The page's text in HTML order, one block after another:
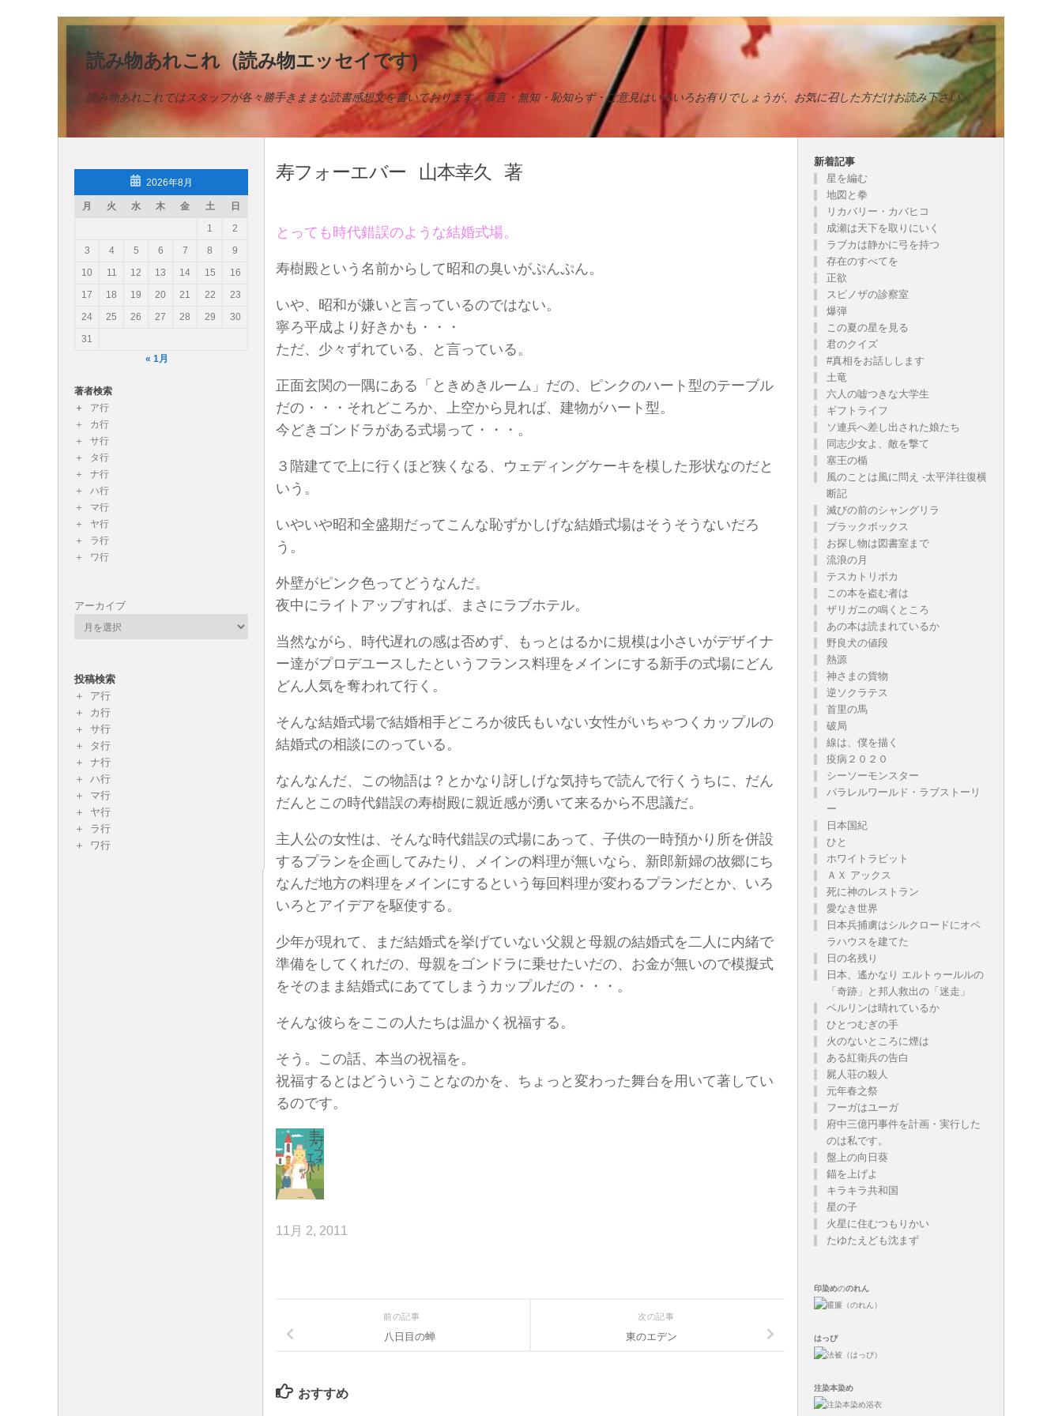
コンテンツへスキップ
読み物あれこれ（読み物エッセイです)
読み物あれこれではスタッフが各々勝手きままな読書感想文を書いております。暴言・無知・恥知らず・ご意見はいろいろお有りでしょうが、お気に召した方だけお読み下さい。
寿フォーエバー 山本幸久 著
とっても時代錯誤のような結婚式場。
寿樹殿という名前からして昭和の臭いがぷんぷん。
いや、昭和が嫌いと言っているのではない。
寧ろ平成より好きかも・・・
ただ、少々ずれている、と言っている。
正面玄関の一隅にある「ときめきルーム」だの、ピンクのハート型のテーブル
だの・・・それどころか、上空から見れば、建物がハート型。
今どきゴンドラがある式場って・・・。
３階建てで上に行くほど狭くなる、ウェディングケーキを模した形状なのだと
いう。
いやいや昭和全盛期だってこんな恥ずかしげな結婚式場はそうそうないだろ
う。
外壁がピンク色ってどうなんだ。
夜中にライトアップすれば、まさにラブホテル。
当然ながら、時代遅れの感は否めず、もっとはるかに規模は小さいがデザイナ
ー達がプロデユースしたというフランス料理をメインにする新手の式場にどん
どん人気を奪われて行く。
そんな結婚式場で結婚相手どころか彼氏もいない女性がいちゃつくカップルの
結婚式の相談にのっている。
なんなんだ、この物語は？とかなり訝しげな気持ちで読んで行くうちに、だん
だんとこの時代錯誤の寿樹殿に親近感が湧いて来るから不思議だ。
主人公の女性は、そんな時代錯誤の式場にあって、子供の一時預かり所を併設
するプランを企画してみたり、メインの料理が無いなら、新郎新婦の故郷にち
なんだ地方の料理をメインにするという毎回料理が変わるプランだとか、いろ
いろとアイデアを駆使する。
少年が現れて、まだ結婚式を挙げていない父親と母親の結婚式を二人に内緒で
準備をしてくれだの、母親をゴンドラに乗せたいだの、お金が無いので模擬式
をそのまま結婚式にあててしまうカップルだの・・・。
そんな彼らをここの人たちは温かく祝福する。
そう。この話、本当の祝福を。
祝福するとはどういうことなのかを、ちょっと変わった舞台を用いて著してい
るのです。
11月 2, 2011
次の記事
東のエデン
前の記事
八日目の蝉
おすすめ
2026年8月
月 火 水 木 金 土
日
1
2
3
4 5 6 7 8
9
10
11 12 13 14 15
16
17
18 19 20 21 22
23
24
25 26 27 28 29
30
31
« 1月
著者検索
ア行
カ行
サ行
タ行
ナ行
ハ行
マ行
ヤ行
ラ行
ワ行
アーカイブ
投稿検索
ア行
カ行
サ行
タ行
ナ行
ハ行
マ行
ヤ行
ラ行
ワ行
新着記事
星を編む
地図と拳
リカバリー・カバヒコ
成瀬は天下を取りにいく
ラブカは静かに弓を持つ
存在のすべてを
正欲
スピノザの診察室
爆弾
この夏の星を見る
君のクイズ
#真相をお話しします
土竜
六人の嘘つきな大学生
ギフトライフ
ソ連兵へ差し出された娘たち
同志少女よ、敵を撃て
塞王の楯
風のことは風に問え -太平洋往復横
断記
滅びの前のシャングリラ
ブラックボックス
お探し物は図書室まで
流浪の月
テスカトリポカ
この本を盗む者は
ザリガニの鳴くところ
あの本は読まれているか
野良犬の値段
熱源
神さまの貨物
逆ソクラテス
首里の馬
破局
線は、僕を描く
疫病２０２０
シーソーモンスター
パラレルワールド・ラブストーリ
ー
日本国紀
ひと
ホワイトラビット
ＡＸ アックス
死に神のレストラン
愛なき世界
日本兵捕虜はシルクロードにオペ
ラハウスを建てた
日の名残り
日本、遙かなり エルトゥールルの
「奇跡」と邦人救出の「迷走」
ベルリンは晴れているか
ひとつむぎの手
火のないところに煙は
ある紅衛兵の告白
屍人荘の殺人
元年春之祭
フーガはユーガ
府中三億円事件を計画・実行した
のは私です。
盤上の向日葵
錨を上げよ
キラキラ共和国
星の子
火星に住むつもりかい
たゆたえども沈まず
印染めののれん
はっぴ
注染本染め